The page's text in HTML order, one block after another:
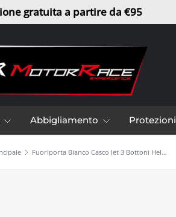
ai contenuti
gratuita a partire da €95
Abbigliamento Protezioni
Fuoriporta Bianco Casco Jet 3 Bottoni Helmo Milano